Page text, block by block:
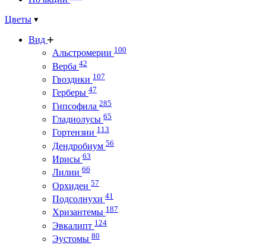
Цветы
Вид
Альстромерии 100
Верба 42
Гвоздики 107
Герберы 47
Гипсофила 285
Гладиолусы 65
Гортензии 113
Дендробиум 56
Ирисы 63
Лилии 66
Орхидеи 57
Подсолнухи 41
Хризантемы 187
Эвкалипт 124
Эустомы 80